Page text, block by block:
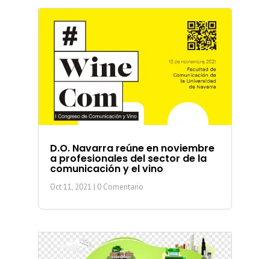
D.O. Navarra reúne en noviembre
a profesionales del sector de la
comunicación y el vino
Oct 11, 2021 | 0 Comentario